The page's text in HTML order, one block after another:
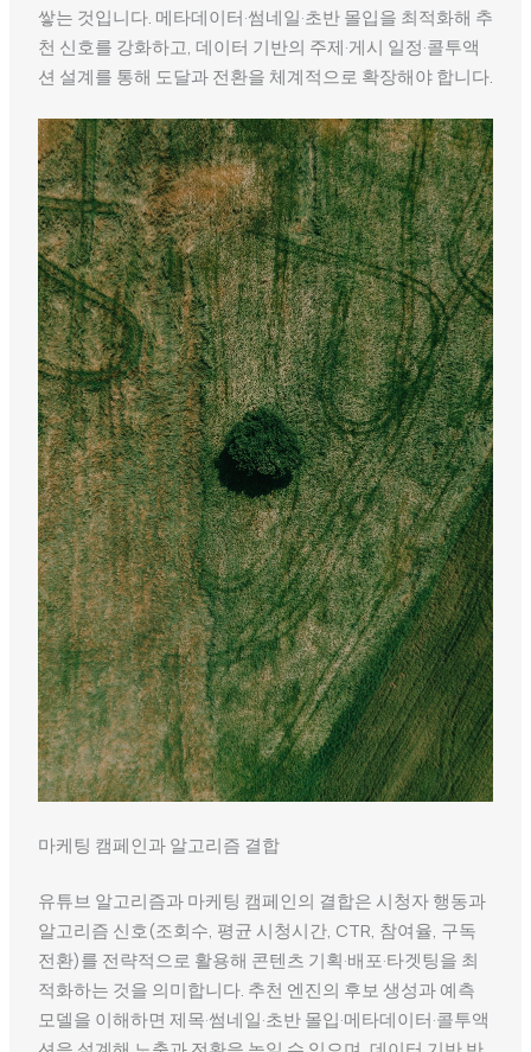
쌓는 것입니다. 메타데이터·썸네일·초반 몰입을 최적화해 추
천 신호를 강화하고, 데이터 기반의 주제·게시 일정·콜투액
션 설계를 통해 도달과 전환을 체계적으로 확장해야 합니다.
마케팅 캠페인과 알고리즘 결합
유튜브 알고리즘과 마케팅 캠페인의 결합은 시청자 행동과
알고리즘 신호(조회수, 평균 시청시간, CTR, 참여율, 구독
전환)를 전략적으로 활용해 콘텐츠 기획·배포·타겟팅을 최
적화하는 것을 의미합니다. 추천 엔진의 후보 생성과 예측
모델을 이해하면 제목·썸네일·초반 몰입·메타데이터·콜투액